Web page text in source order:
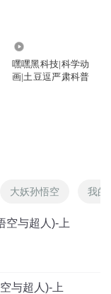
1
嘿嘿黑科技|科学动
画|土豆逗严肃科普
大妖孙悟空 我的
空与超人)-上
与超人)-上